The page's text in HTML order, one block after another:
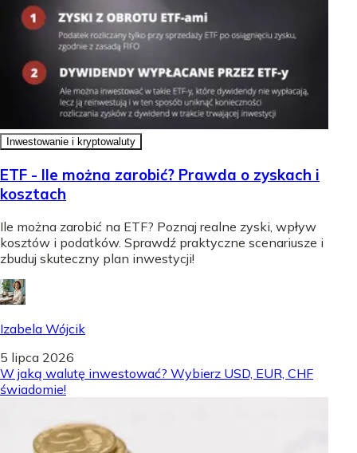
Inwestowanie i kryptowaluty
ETF - Ile można zarobić? Prawda o zyskach i
kosztach
Ile można zarobić na ETF? Poznaj realne zyski, wpływ
kosztów i podatków. Sprawdź praktyczne scenariusze i
zbuduj skuteczny plan inwestycji!
Izabela Wójcik
5 lipca 2026
W jaką walutę inwestować? Wybierz USD, EUR, CHF
świadomie!